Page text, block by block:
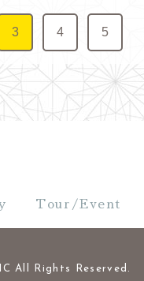
3 4 5
Tour/Event
All Rights Reserved.